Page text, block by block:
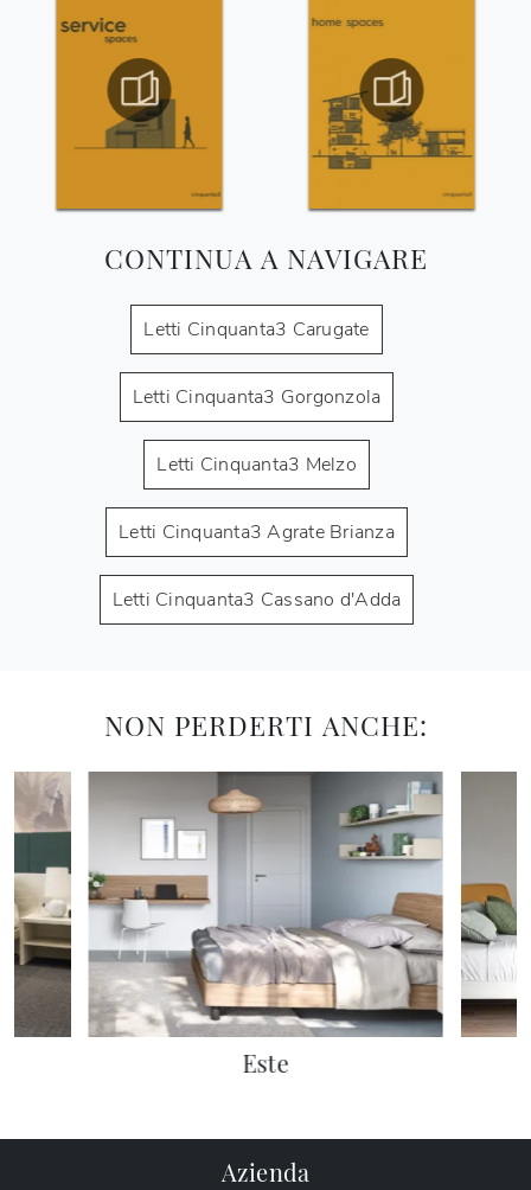
CONTINUA A NAVIGARE
Letti Cinquanta3 Carugate
Letti Cinquanta3 Gorgonzola
Letti Cinquanta3 Melzo
Letti Cinquanta3 Agrate Brianza
Letti Cinquanta3 Cassano d'Adda
NON PERDERTI ANCHE:
Este
Azienda